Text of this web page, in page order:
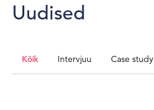
Uudised
Kõik Intervjuu Case study